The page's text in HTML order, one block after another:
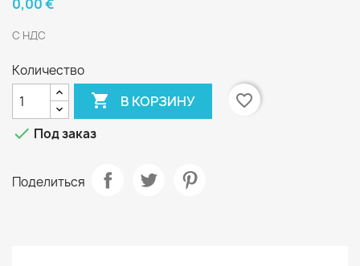
0,00 €
С НДС
Количество
 В КОРЗИНУ
favorite_border
 Под заказ
Поделиться